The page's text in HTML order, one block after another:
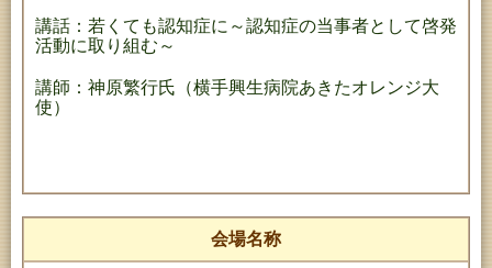
講話：若くても認知症に～認知症の当事者として啓発
活動に取り組む～
講師：神原繁行氏（横手興生病院あきたオレンジ大
使）
会場名称